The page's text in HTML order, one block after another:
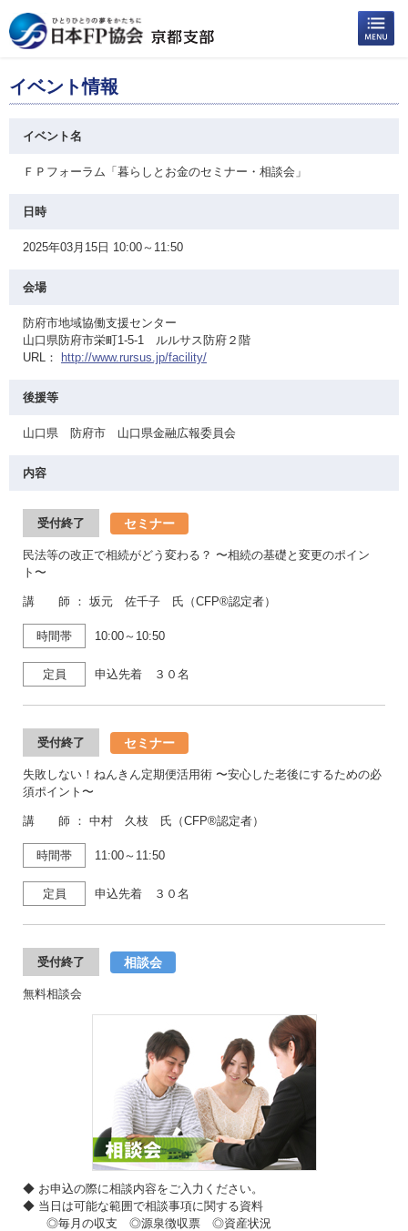
イベント情報
イベント名
ＦＰフォーラム「暮らしとお金のセミナー・相談会」
日時
2025年03月15日 10:00～11:50
会場
防府市地域協働支援センター
山口県防府市栄町1-5-1 ルルサス防府２階
URL：
http://www.rursus.jp/facility/
後援等
山口県 防府市 山口県金融広報委員会
内容
受付終了 セミナー
民法等の改正で相続がどう変わる？ 〜相続の基礎と変更のポイン
ト〜
講 師 ： 坂元 佐千子 氏（CFP®認定者）
時間帯 10:00～10:50
定員 申込先着 ３０名
受付終了 セミナー
失敗しない！ねんきん定期便活用術 〜安心した老後にするための必
須ポイント〜
講 師 ： 中村 久枝 氏（CFP®認定者）
時間帯 11:00～11:50
定員 申込先着 ３０名
受付終了 相談会
無料相談会
◆ お申込の際に相談内容をご入力ください。
◆ 当日は可能な範囲で相談事項に関する資料
◎毎月の収支 ◎源泉徴収票 ◎資産状況